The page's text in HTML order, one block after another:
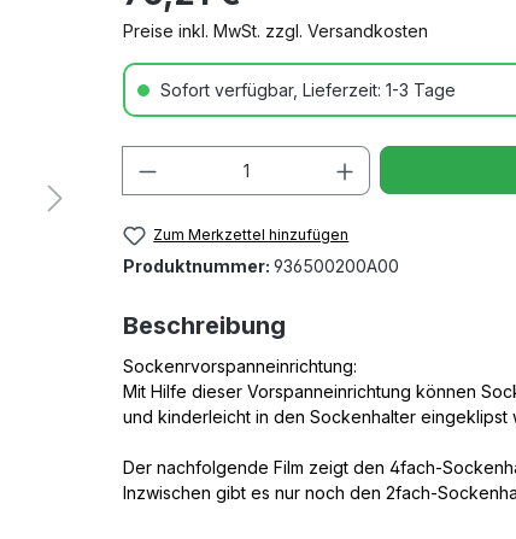
Preise inkl. MwSt. zzgl. Versandkosten
Sofort verfügbar, Lieferzeit: 1-3 Tage
Zum Merkzettel hinzufügen
Produktnummer: 936500200A00
Beschreibung
Sockenrvorspanneinrichtung:
Mit Hilfe dieser Vorspanneinrichtung können
und kinderleicht in den Sockenhalter eingeklipst
Der nachfolgende Film zeigt den 4fach-
Inzwischen gibt es nur noch den 2fach-